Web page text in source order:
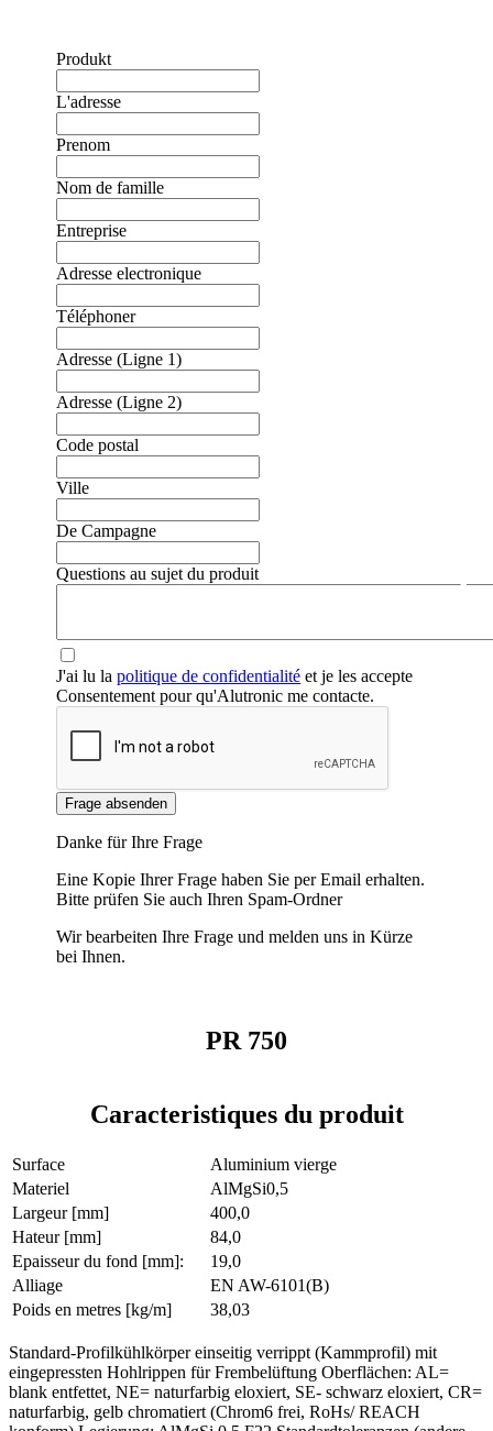
Produkt
L'adresse
Prenom
Nom de famille
Entreprise
Adresse electronique
Téléphoner
Adresse (Ligne 1)
Adresse (Ligne 2)
Code postal
Ville
De Campagne
Questions au sujet du produit
J'ai lu lapolitique de confidentialité et je les accepte
Consentement pour qu'Alutronic me contacte.
Frage absenden
Danke für Ihre Frage
Eine Kopie Ihrer Frage haben Sie per Email erhalten.
Bitte prüfen Sie auch Ihren Spam-Ordner
Wir bearbeiten Ihre Frage und melden uns in Kürze
bei Ihnen.
PR 750
Caracteristiques du produit
Surface
Aluminium vierge
Materiel
AlMgSi0,5
Largeur [mm]
400,0
Hateur [mm]
84,0
Epaisseur du fond [mm]:
19,0
Alliage
EN AW-6101(B)
Poids en metres [kg/m]
38,03
Standard-Profilkühlkörper einseitig verrippt (Kammprofil) mit
eingepressten Hohlrippen für Frembelüftung Oberflächen: AL=
blank entfettet, NE= naturfarbig eloxiert, SE- schwarz eloxiert, CR=
naturfarbig, gelb chromatiert (Chrom6 frei, RoHs/ REACH